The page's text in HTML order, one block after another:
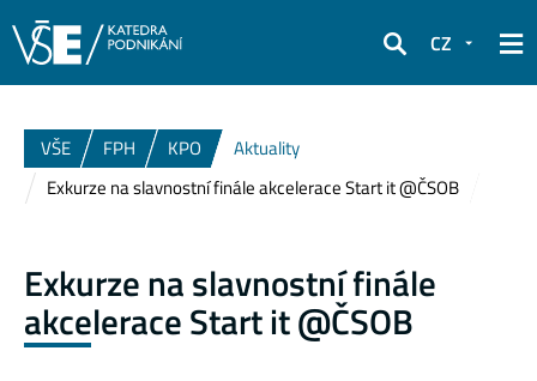
Hledat
CZ
VŠE FPH KPO
Aktuality
Exkurze na slavnostní finále akcelerace Start it @ČSOB
Exkurze na slavnostní finále
akcelerace Start it @ČSOB